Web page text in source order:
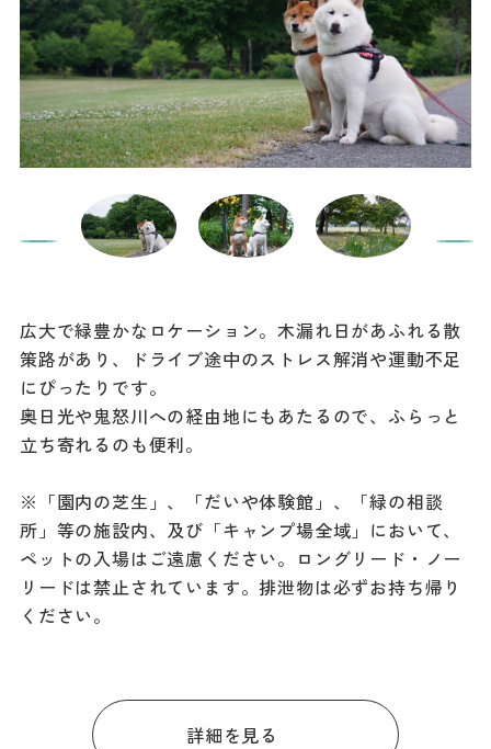
広大で緑豊かなロケーション。木漏れ日があふれる散
策路があり、ドライブ途中のストレス解消や運動不足
にぴったりです。
奥日光や鬼怒川への経由地にもあたるので、ふらっと
立ち寄れるのも便利。
※「園内の芝生」、「だいや体験館」、「緑の相談
所」等の施設内、及び「キャンプ場全域」において、
ペットの入場はご遠慮ください。ロングリード・ノー
リードは禁止されています。排泄物は必ずお持ち帰り
ください。
詳細を見る